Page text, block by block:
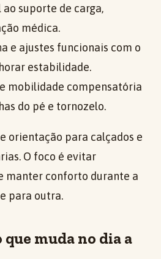
suporte de carga,
médica.
e ajustes funcionais com o
estabilidade.
mobilidade compensatória
do pé e tornozelo.
orientação para calçados e
O foco é evitar
manter conforto durante a
para outra.
muda no dia a